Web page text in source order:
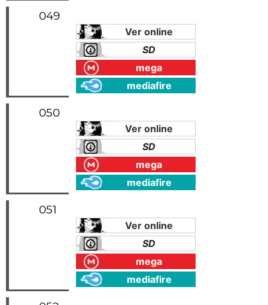
049
Ver online
SD
mega
mediafire
050
Ver online
SD
mega
mediafire
051
Ver online
SD
mega
mediafire